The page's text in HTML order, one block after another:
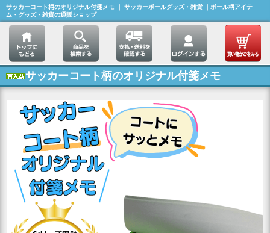
サッカーコート柄のオリジナル付箋メモ ｜ サッカーボールグッズ・雑貨 ｜ボール柄アイテ
ム・グッズ・雑貨の通販ショップ
サッカーコート柄のオリジナル付箋メモ